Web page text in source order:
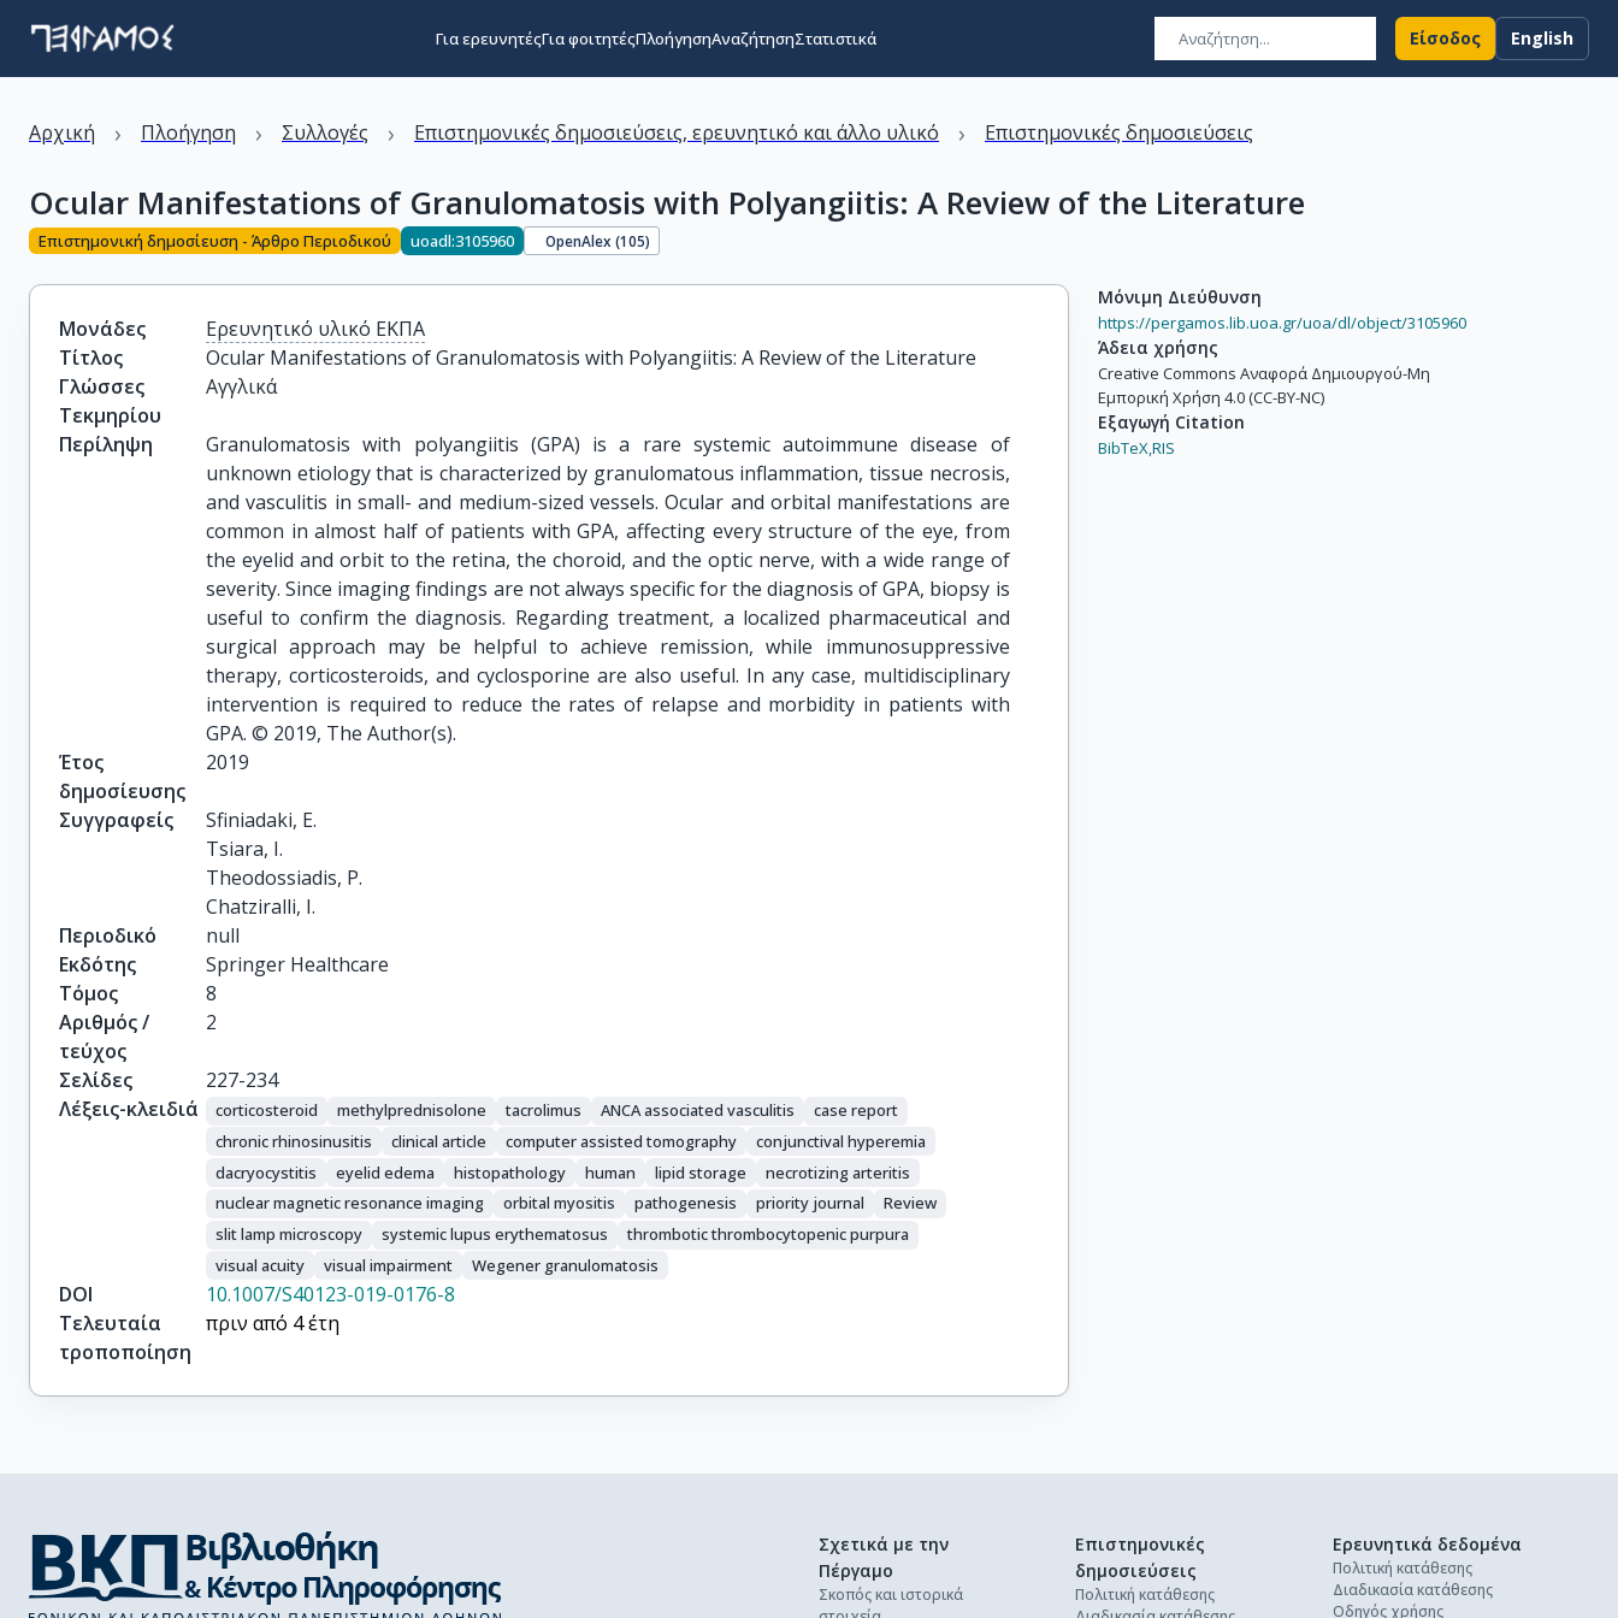
Για ερευνητέςΓια φοιτητέςΠλοήγησηΑναζήτησηΣτατιστικά Είσοδος English
Αρχική › Πλοήγηση › Συλλογές › Επιστημονικές δημοσιεύσεις, ερευνητικό και άλλο υλικό › Επιστημονικές δημοσιεύσεις
Ocular Manifestations of Granulomatosis with Polyangiitis: A Review of the Literature
Επιστημονική δημοσίευση - Άρθρο Περιοδικού uoadl:3105960 OpenAlex (105)
Μονάδες
Ερευνητικό υλικό ΕΚΠΑ
Τίτλος
Ocular Manifestations of Granulomatosis with Polyangiitis: A Review of the Literature
Γλώσσες
Τεκμηρίου
Αγγλικά
Περίληψη
Granulomatosis with polyangiitis (GPA) is a rare systemic autoimmune disease of
unknown etiology that is characterized by granulomatous inflammation, tissue necrosis,
and vasculitis in small- and medium-sized vessels. Ocular and orbital manifestations are
common in almost half of patients with GPA, affecting every structure of the eye, from
the eyelid and orbit to the retina, the choroid, and the optic nerve, with a wide range of
severity. Since imaging findings are not always specific for the diagnosis of GPA, biopsy is
useful to confirm the diagnosis. Regarding treatment, a localized pharmaceutical and
surgical approach may be helpful to achieve remission, while immunosuppressive
therapy, corticosteroids, and cyclosporine are also useful. In any case, multidisciplinary
intervention is required to reduce the rates of relapse and morbidity in patients with
GPA. © 2019, The Author(s).
Έτος
δημοσίευσης
2019
Συγγραφείς
Sfiniadaki, E.
Tsiara, I.
Theodossiadis, P.
Chatziralli, I.
Περιοδικό
null
Εκδότης
Springer Healthcare
Τόμος
8
Αριθμός /
τεύχος
2
Σελίδες
227-234
Λέξεις-κλειδιά
corticosteroid methylprednisolone tacrolimus ANCA associated vasculitis
case report
chronic rhinosinusitis
clinical article computer assisted tomography
conjunctival hyperemia
dacryocystitis
eyelid edema histopathology human lipid storage
necrotizing arteritis
nuclear magnetic resonance imaging
orbital myositis pathogenesis priority journal
Review
slit lamp microscopy
systemic lupus erythematosus
thrombotic thrombocytopenic purpura
visual acuity
visual impairment Wegener granulomatosis
DOI
10.1007/S40123-019-0176-8
Τελευταία
τροποποίηση
πριν από 4 έτη
Μόνιμη Διεύθυνση
https://pergamos.lib.uoa.gr/uoa/dl/object/3105960
Άδεια χρήσης
Creative Commons Αναφορά Δημιουργού-Μη
Εμπορική Χρήση 4.0 (CC-BY-NC)
Εξαγωγή Citation
BibTeX,RIS
Σχετικά με την
Πέργαμο
Σκοπός και ιστορικά
Επιστημονικές
δημοσιεύσεις
Πολιτική κατάθεσης
Ερευνητικά δεδομένα
Πολιτική κατάθεσης
Διαδικασία κατάθεσης
Οδηγός χρήσης